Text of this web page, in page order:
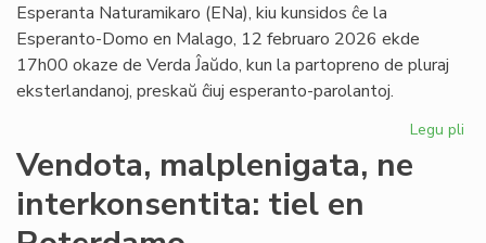
Esperanta Naturamikaro (ENa), kiu kunsidos ĉe la
Esperanto-Domo en Malago, 12 februaro 2026 ekde
17h00 okaze de Verda Ĵaŭdo, kun la partopreno de pluraj
eksterlandanoj, preskaŭ ĉiuj esperanto-parolantoj.
Legu pli
Vendota, malplenigata, ne
interkonsentita: tiel en